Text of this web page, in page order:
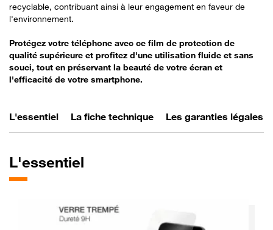
recyclable, contribuant ainsi à leur engagement en faveur de
l'environnement.
Protégez votre téléphone avec ce film de protection de
qualité supérieure et profitez d'une utilisation fluide et sans
souci, tout en préservant la beauté de votre écran et
l'efficacité de votre smartphone.
L'essentiel La fiche technique Les garanties légales
L'essentiel